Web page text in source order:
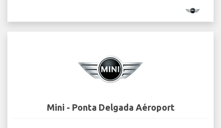
Mini - Ponta Delgada Aéroport